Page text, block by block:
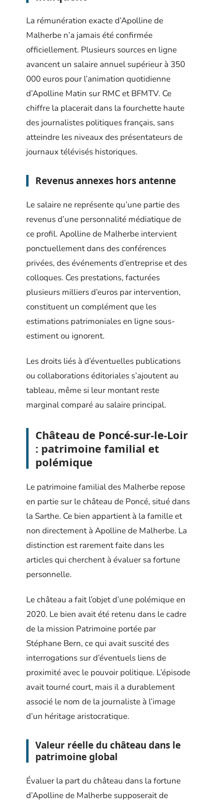
La rémunération exacte d’Apolline de
Malherbe n’a jamais été confirmée
officiellement. Plusieurs sources en ligne
avancent un salaire annuel supérieur à 350
000 euros pour l’animation quotidienne
d’Apolline Matin sur RMC et BFMTV. Ce
chiffre la placerait dans la fourchette haute
des journalistes politiques français, sans
atteindre les niveaux des présentateurs de
journaux télévisés historiques.
Revenus annexes hors antenne
Le salaire ne représente qu’une partie des
revenus d’une personnalité médiatique de
ce profil. Apolline de Malherbe intervient
ponctuellement dans des conférences
privées, des événements d’entreprise et des
colloques. Ces prestations, facturées
plusieurs milliers d’euros par intervention,
constituent un complément que les
estimations patrimoniales en ligne sous-
estiment ou ignorent.
Les droits liés à d’éventuelles publications
ou collaborations éditoriales s’ajoutent au
tableau, même si leur montant reste
marginal comparé au salaire principal.
Château de Poncé-sur-le-Loir
: patrimoine familial et
polémique
Le patrimoine familial des Malherbe repose
en partie sur le château de Poncé, situé dans
la Sarthe. Ce bien appartient à la famille et
non directement à Apolline de Malherbe. La
distinction est rarement faite dans les
articles qui cherchent à évaluer sa fortune
personnelle.
Le château a fait l’objet d’une polémique en
2020. Le bien avait été retenu dans le cadre
de la mission Patrimoine portée par
Stéphane Bern, ce qui avait suscité des
interrogations sur d’éventuels liens de
proximité avec le pouvoir politique. L’épisode
avait tourné court, mais il a durablement
associé le nom de la journaliste à l’image
d’un héritage aristocratique.
Valeur réelle du château dans le
patrimoine global
Évaluer la part du château dans la fortune
d’Apolline de Malherbe supposerait de